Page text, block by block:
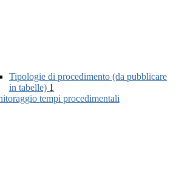
Tipologie di procedimento (da pubblicare
in tabelle) 1
tempi procedimentali